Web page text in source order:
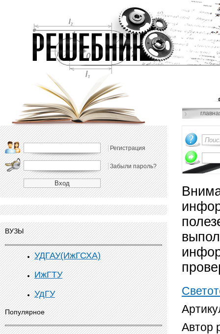
Регистрация
Забыли пароль?
ВУЗЫ
УДГАУ(ИжГСХА)
ИжГТУ
УдГУ
Популярное
Автор